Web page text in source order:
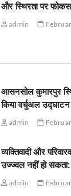
और स्थिरता पर फोकस
admin
आसनसोल कुमारपुर
किया वर्चुअल उद्घाटन
admin
व्यक्तिवादी और
उज्ज्वल नहीं हो सकता:
admin